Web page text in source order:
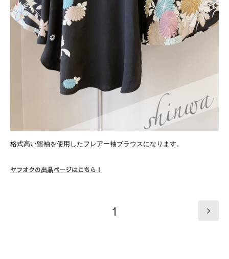
格式高い留袖を使用したフレアー袖ブラウスになります。
ヤフオクの出品ページはこちら！
1